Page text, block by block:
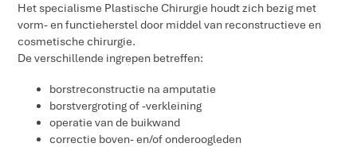
Het specialisme Plastische Chirurgie houdt zich bezig met
vorm- en functieherstel door middel van reconstructieve en
cosmetische chirurgie.
De verschillende ingrepen betreffen:
borstreconstructie na amputatie
borstvergroting of -verkleining
operatie van de buikwand
correctie boven- en/of onderoogleden